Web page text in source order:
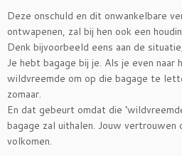
Deze onschuld en dit onwankelbare
ontwapenen, zal bij hen ook een
Denk bijvoorbeeld eens aan de
Je hebt bagage bij je. Als je even
wildvreemde om op die bagage te
zomaar.
En dat gebeurt omdat die
bagage zal uithalen. Jouw
volkomen.